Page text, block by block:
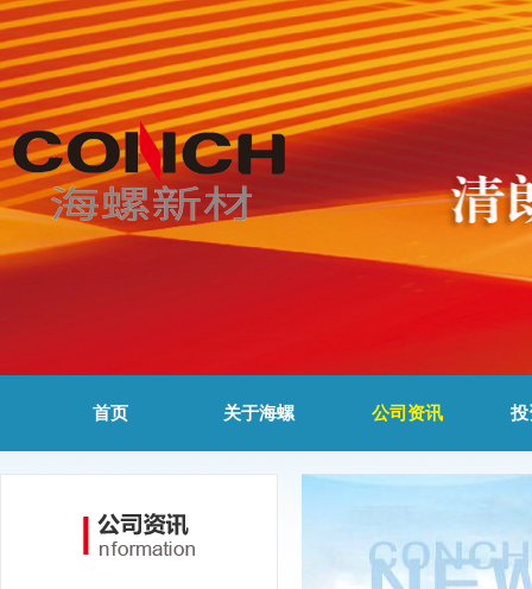
首页 关于海螺 公司资讯 投